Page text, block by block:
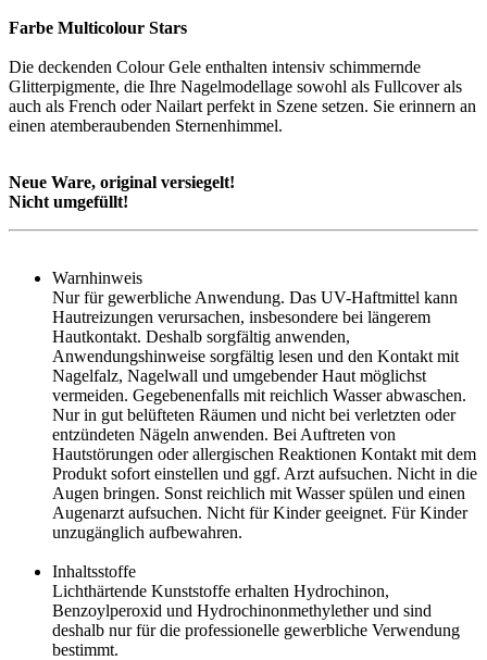
Farbe Multicolour Stars
Die deckenden Colour Gele enthalten intensiv schimmernde
Glitterpigmente, die Ihre Nagelmodellage sowohl als Fullcover als
auch als French oder Nailart perfekt in Szene setzen. Sie erinnern an
einen atemberaubenden Sternenhimmel.
Neue Ware, original versiegelt!
Nicht umgefüllt!
Warnhinweis
Nur für gewerbliche Anwendung. Das UV-Haftmittel kann
Hautreizungen verursachen, insbesondere bei längerem
Hautkontakt. Deshalb sorgfältig anwenden,
Anwendungshinweise sorgfältig lesen und den Kontakt mit
Nagelfalz, Nagelwall und umgebender Haut möglichst
vermeiden. Gegebenenfalls mit reichlich Wasser abwaschen.
Nur in gut belüfteten Räumen und nicht bei verletzten oder
entzündeten Nägeln anwenden. Bei Auftreten von
Hautstörungen oder allergischen Reaktionen Kontakt mit dem
Produkt sofort einstellen und ggf. Arzt aufsuchen. Nicht in die
Augen bringen. Sonst reichlich mit Wasser spülen und einen
Augenarzt aufsuchen. Nicht für Kinder geeignet. Für Kinder
unzugänglich aufbewahren.
Inhaltsstoffe
Lichthärtende Kunststoffe erhalten Hydrochinon,
Benzoylperoxid und Hydrochinonmethylether und sind
deshalb nur für die professionelle gewerbliche Verwendung
bestimmt.